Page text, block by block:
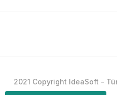
2021 Copyright IdeaSoft -